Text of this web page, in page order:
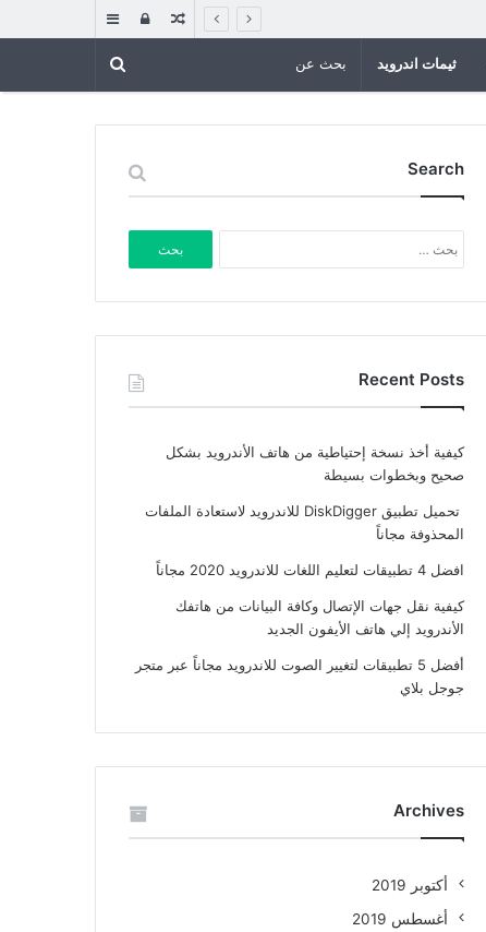
إضافة
جانبي
تسجيل
الدخول
مقال
عشوائي ثيمات اندرويد
Search
عن:
Recent Posts
كيفية أخذ نسخة إحتياطية من هاتف الأندرويد بشكل
صحيح وبخطوات بسيطة
تحميل تطبيق DiskDigger للاندرويد لاستعادة الملفات
المحذوفة مجاناً
افضل 4 تطبيقات لتعليم اللغات للاندرويد 2020 مجاناً
كيفية نقل جهات الإتصال وكافة البيانات من هاتفك
الأندرويد إلي هاتف الأيفون الجديد
أفضل 5 تطبيقات لتغيير الصوت للاندرويد مجاناً عبر متجر
جوجل بلاي
Archives
أكتوبر 2019
أغسطس 2019